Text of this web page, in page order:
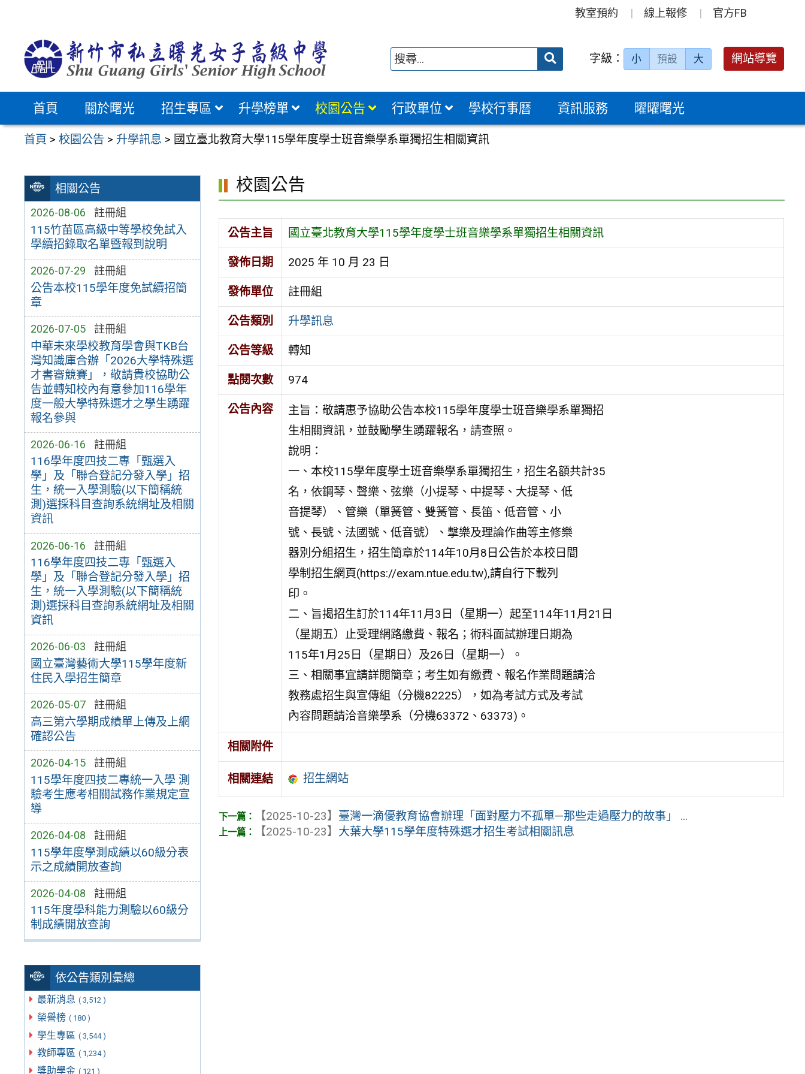
教室預約 線上報修 官方FB
送出 字級： 小 預設 大 網站導覽
首頁 關於曙光 招生專區 升學榜單 校園公告 行政單位 學校行事曆 資訊服務 曜曜曙光
首頁 >校園公告 > 升學訊息 > 國立臺北教育大學115學年度學士班音樂學系單獨招生相關資訊
相關公告
2026-08-06 註冊組
115竹苗區高級中等學校免試入
學續招錄取名單暨報到說明
2026-07-29 註冊組
公告本校115學年度免試續招簡
章
2026-07-05 註冊組
中華未來學校教育學會與TKB台
灣知識庫合辦「2026大學特殊選
才書審競賽」，敬請貴校協助公
告並轉知校內有意參加116學年
度一般大學特殊選才之學生踴躍
報名參與
2026-06-16 註冊組
116學年度四技二專「甄選入
學」及「聯合登記分發入學」招
生，統一入學測驗(以下簡稱統
測)選採科目查詢系統網址及相關
資訊
2026-06-16 註冊組
116學年度四技二專「甄選入
學」及「聯合登記分發入學」招
生，統一入學測驗(以下簡稱統
測)選採科目查詢系統網址及相關
資訊
2026-06-03 註冊組
國立臺灣藝術大學115學年度新
住民入學招生簡章
2026-05-07 註冊組
高三第六學期成績單上傳及上網
確認公告
2026-04-15 註冊組
115學年度四技二專統一入學 測
驗考生應考相關試務作業規定宣
導
2026-04-08 註冊組
115學年度學測成績以60級分表
示之成績開放查詢
2026-04-08 註冊組
115年度學科能力測驗以60級分
制成績開放查詢
依公告類別彙總
最新消息 ( 3,512 )
榮譽榜 ( 180 )
學生專區 ( 3,544 )
教師專區 ( 1,234 )
獎助學金 ( 121 )
校園公告
公告主旨 國立臺北教育大學115學年度學士班音樂學系單獨招生相關資訊
發佈日期 2025 年 10 月 23 日
發佈單位 註冊組
公告類別 升學訊息
公告等級 轉知
點閱次數 974
公告內容
主旨：敬請惠予協助公告本校115學年度學士班音樂學系單獨招
生相關資訊，並鼓勵學生踴躍報名，請查照。
說明：
一、本校115學年度學士班音樂學系單獨招生，招生名額共計35
名，依鋼琴、聲樂、弦樂（小提琴、中提琴、大提琴、低
音提琴）、管樂（單簧管、雙簧管、長笛、低音管、小
號、長號、法國號、低音號）、擊樂及理論作曲等主修樂
器別分組招生，招生簡章於114年10月8日公告於本校日間
學制招生網頁(https://exam.ntue.edu.tw),請自行下載列
印。
二、旨揭招生訂於114年11月3日（星期一）起至114年11月21日
（星期五）止受理網路繳費、報名；術科面試辦理日期為
115年1月25日（星期日）及26日（星期一）。
三、相關事宜請詳閲簡章；考生如有繳費、報名作業問題請洽
教務處招生與宣傳組（分機82225），如為考試方式及考試
內容問題請洽音樂學系（分機63372、63373)。
相關附件
相關連結 招生網站
【2025-10-23】 臺灣一滴優教育協會辦理「面對壓力不孤單—那些走過壓力的故事」 ...
【2025-10-23】 大葉大學115學年度特殊選才招生考試相關訊息